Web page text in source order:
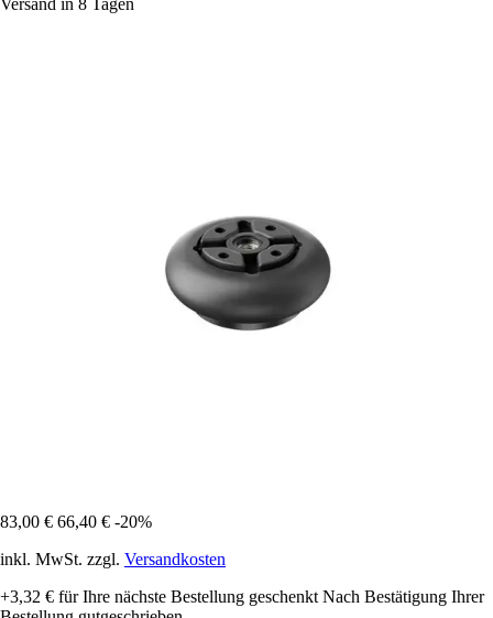
83,00 € 66,40 € -20%
inkl. MwSt. zzgl. Versandkosten
+3,32 € für Ihre nächste Bestellung geschenkt Nach Bestätigung Ihrer